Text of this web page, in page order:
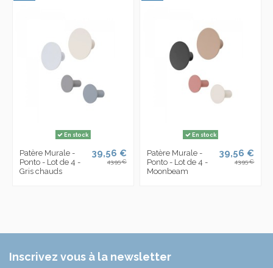
En stock
Patère Murale -
Ponto - Lot de 4 -
Gris chauds
39,56 €
43,95 €
En stock
Patère Murale -
Ponto - Lot de 4 -
Moonbeam
39,56 €
43,95 €
Inscrivez vous à la newsletter